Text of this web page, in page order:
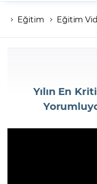
Hesap numaranız
Şifreniz
Şifremi Unuttum
Eğitim Eğitim
Yılın En